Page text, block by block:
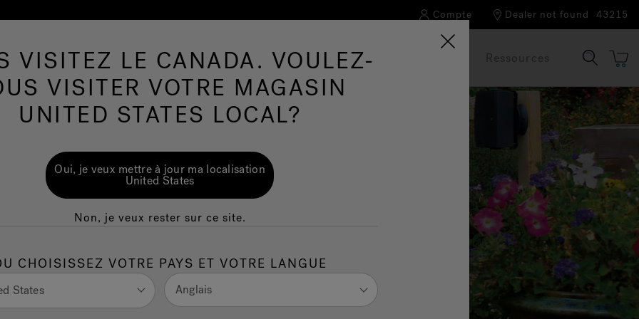
Compte Dealer not found 43215
de nage Plus de Produits Infrarouge Notre marque Ressources
VISITEZ LE CANADA. VOULEZ-
VISITER VOTRE MAGASIN
UNITED STATES LOCAL?
Oui, je veux mettre à jour ma localisation
United States
Non, je veux rester sur ce site.
CHOISISSEZ VOTRE PAYS ET VOTRE LANGUE
States Anglais